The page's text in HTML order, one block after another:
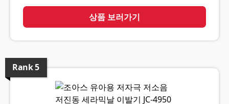
상품 보러가기
Rank5